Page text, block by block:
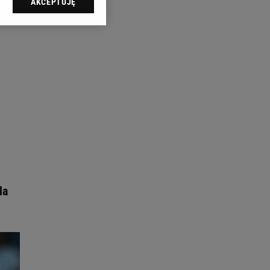
sp. z o.o., jej
swoje preferencje
reklam i treści,